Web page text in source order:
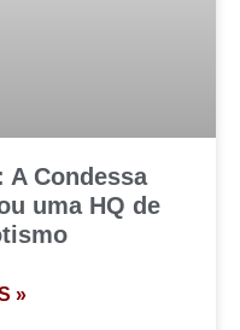
A Condessa
uma HQ de
»